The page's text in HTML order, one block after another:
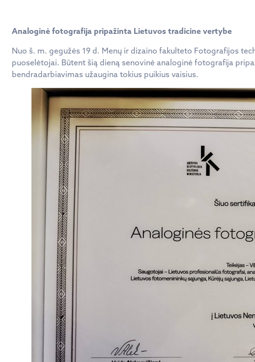
Analoginė fotografija pripažinta Lietuvos tradicine vertybe
Nuo š. m. gegužės 19 d. Menų ir dizaino fakulteto Fotografijos
puoselėtojai. Būtent šią dieną senovinė analoginė fotografija
bendradarbiavimas užaugina tokius puikius vaisius.